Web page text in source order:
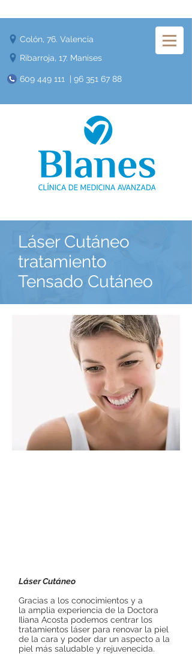
Colón, 76. Valencia
Ribarroja, 17. Manises
609 449 111 96 351 67 88
​Láser Cutáneo
tratamiento
Tensado Cutáneo
Láser Cutáneo
Gracias a los conocimientos y a
la amplia experiencia de la Doctora
Iliana Acosta podemos centrar los
tratamientos láser para renovar la piel
de la cara y poder dar un aspecto a la
piel más saludable y rejuvenecida.